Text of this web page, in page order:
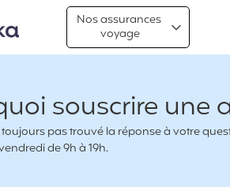
VoyagesNos assurances
voyage
souscrire une
toujours pas trouvé la réponse à votre
de 9h à 19h.